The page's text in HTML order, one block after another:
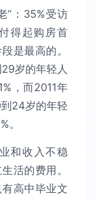
”：35%受访
得起购房首
是最高的。
岁的年轻人
，而2011年
24岁的年轻
。
和收入不稳
活的费用。
高中毕业文